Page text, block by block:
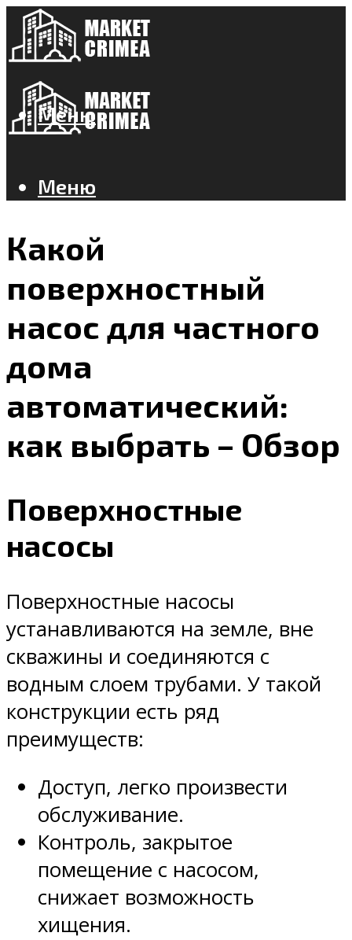
Меню
Меню
Какой
поверхностный
насос для частного
дома
автоматический:
как выбрать – Обзор
Поверхностные
насосы
Поверхностные насосы
устанавливаются на земле, вне
скважины и соединяются с
водным слоем трубами. У такой
конструкции есть ряд
преимуществ:
Доступ, легко произвести
обслуживание.
Контроль, закрытое
помещение с насосом,
снижает возможность
хищения.